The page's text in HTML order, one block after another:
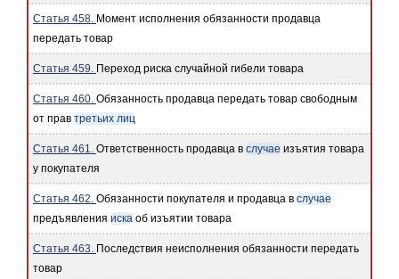
Статья 458. Момент исполнения обязанности продавца
передать товар
Статья 459. Переход риска случайной гибели товара
Статья 460. Обязанность продавца передать товар свободным
от прав третьих лиц
Статья 461. Ответственность продавца в случае изъятия товара
у покупателя
Статья 462. Обязанности покупателя и продавца в случае
предъявления иска об изъятии товара
Статья 463. Последствия неисполнения обязанности передать
товар